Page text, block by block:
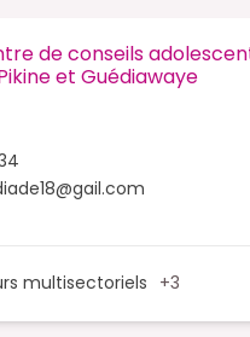
de conseils
et Guédiawaye
multisectoriels +3